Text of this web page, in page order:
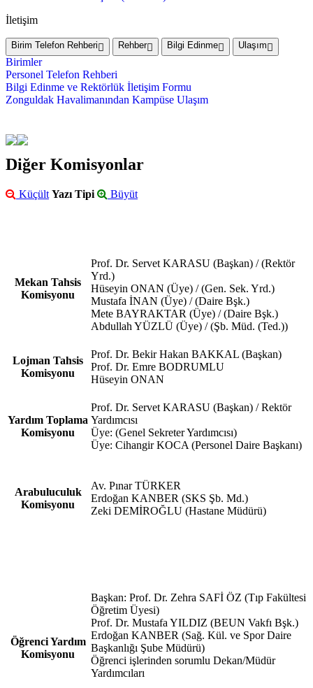
İletişim
Birim Telefon Rehberi Rehber Bilgi Edinme Ulaşım
Birimler
Personel Telefon Rehberi
Bilgi Edinme ve Rektörlük İletişim Formu
Zonguldak Havalimanından Kampüse Ulaşım
Diğer Komisyonlar
Küçült Yazı Tipi Büyüt
Mekan Tahsis
Komisyonu
Prof. Dr. Servet KARASU (Başkan) / (Rektör
Yrd.)
Hüseyin ONAN (Üye) / (Gen. Sek. Yrd.)
Mustafa İNAN (Üye) / (Daire Bşk.)
Mete BAYRAKTAR (Üye) / (Daire Bşk.)
Abdullah YÜZLÜ (Üye) / (Şb. Müd. (Ted.))
Lojman Tahsis
Komisyonu
Prof. Dr. Bekir Hakan BAKKAL (Başkan)
Prof. Dr. Emre BODRUMLU
Hüseyin ONAN
Yardım Toplama
Komisyonu
Prof. Dr. Servet KARASU (Başkan) / Rektör
Yardımcısı
Üye: (Genel Sekreter Yardımcısı)
Üye: Cihangir KOCA (Personel Daire Başkanı)
Arabuluculuk
Komisyonu
Av. Pınar TÜRKER
Erdoğan KANBER (SKS Şb. Md.)
Zeki DEMİROĞLU (Hastane Müdürü)
Öğrenci Yardım
Komisyonu
Başkan: Prof. Dr. Zehra SAFİ ÖZ (Tıp Fakültesi
Öğretim Üyesi)
Prof. Dr. Mustafa YILDIZ (BEUN Vakfı Bşk.)
Erdoğan KANBER (Sağ. Kül. ve Spor Daire
Başkanlığı Şube Müdürü)
Öğrenci işlerinden sorumlu Dekan/Müdür
Yardımcıları